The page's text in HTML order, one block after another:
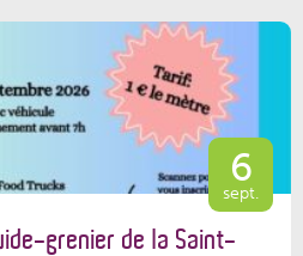
6
sept.
grenier de la Saint-